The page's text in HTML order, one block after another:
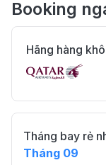
Booking
Hãng hàng
Tháng bay rẻ
Tháng 09